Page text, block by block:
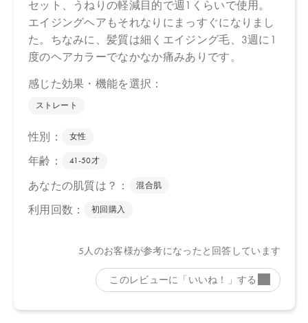
※店舗での取り扱いや詳しい在庫状況につきましては、各店舗に
お問い合わせください。
※発売日は予告なく変更する可能性がございます。予めご了承く
ださい。
商品によっては、お届けまで１～２週間かかる場合がございます
ので予めご了承ください。
ございます。
●パッケージのリニューアル等の理由により、成分・処方が記載と
異なる場合がございます。
●予告なくパッケージ仕様が変更になる場合がございます。